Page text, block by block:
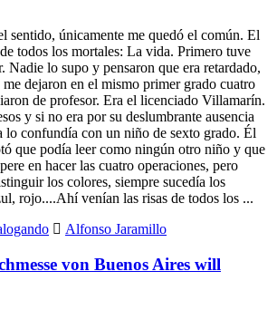
sentido, únicamente me quedó el común. El
todos los mortales: La vida. Primero tuve
Nadie lo supo y pensaron que era retardado,
dejaron en el mismo primer grado cuatro
de profesor. Era el licenciado Villamarín.
y si no era por su deslumbrante ausencia
lo confundía con un niño de sexto grado. Él
que podía leer como ningún otro niño y que
en hacer las cuatro operaciones, pero
los colores, siempre sucedía los
rojo....Ahí venían las risas de todos los ...
Alfonso Jaramillo
von Buenos Aires will